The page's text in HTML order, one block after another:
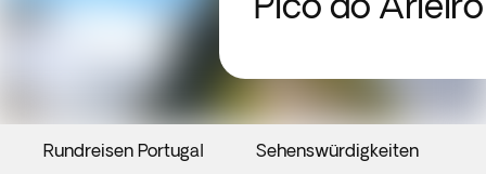
Rundreisen Portugal Sehenswürdigkeiten